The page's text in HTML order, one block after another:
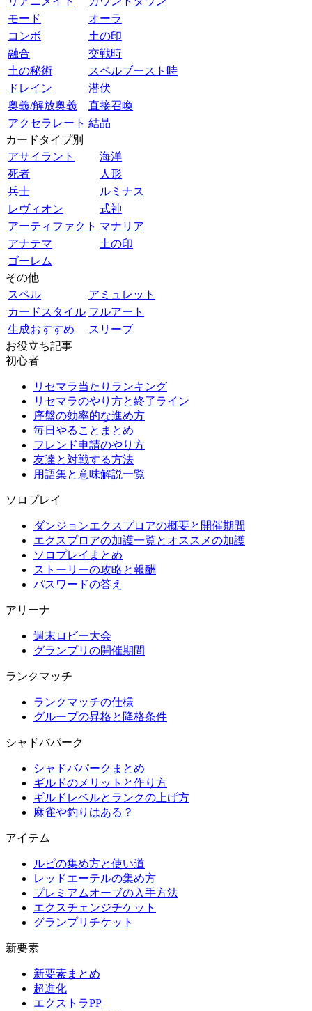
モード
オーラ
コンボ
土の印
融合
交戦時
土の秘術
スペルブースト時
ドレイン
潜伏
奥義/解放奥義
直接召喚
アクセラレート 結晶
カードタイプ別
アサイラント
海洋
死者
人形
兵士
ルミナス
レヴィオン
式神
アーティファクト マナリア
アナテマ
土の印
ゴーレム
その他
スペル
アミュレット
カードスタイル フルアート
生成おすすめ
スリーブ
お役立ち記事
初心者
リセマラ当たりランキング
リセマラのやり方と終了ライン
序盤の効率的な進め方
毎日やることまとめ
フレンド申請のやり方
友達と対戦する方法
用語集と意味解説一覧
ソロプレイ
ダンジョンエクスプロアの概要と開催期間
エクスプロアの加護一覧とオススメの加護
ソロプレイまとめ
ストーリーの攻略と報酬
パスワードの答え
アリーナ
週末ロビー大会
グランプリの開催期間
ランクマッチ
ランクマッチの仕様
グループの昇格と降格条件
シャドバパーク
シャドバパークまとめ
ギルドのメリットと作り方
ギルドレベルとランクの上げ方
麻雀や釣りはある？
アイテム
ルピの集め方と使い道
レッドエーテルの集め方
プレミアムオーブの入手方法
エクスチェンジチケット
グランプリチケット
新要素
新要素まとめ
超進化
エクストラPP